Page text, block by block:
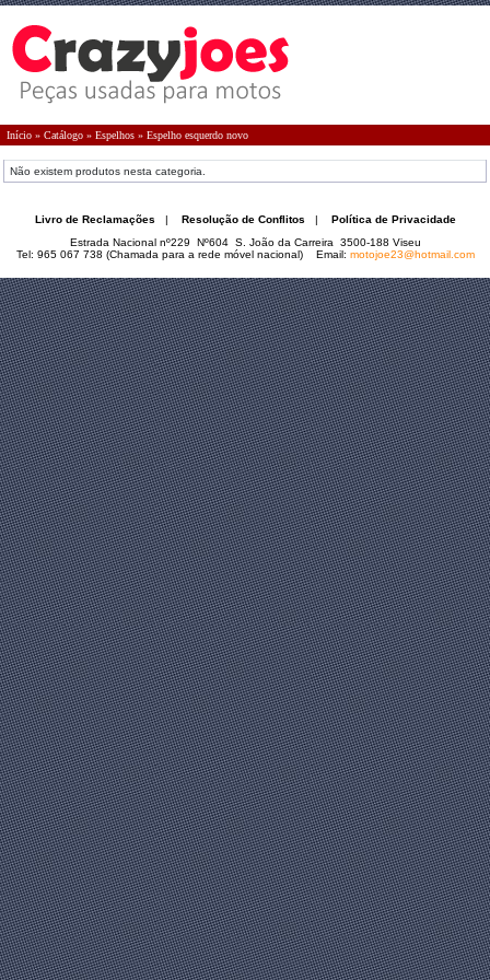
Início » Catálogo » Espelhos » Espelho esquerdo novo
Não existem produtos nesta categoria.
Livro de Reclamações | Resolução de Conflitos | Política de Privacidade
Estrada Nacional nº229 Nº604 S. João da Carreira 3500-188 Viseu
Tel: 965 067 738 (Chamada para a rede móvel nacional) Email: motojoe23@hotmail.com